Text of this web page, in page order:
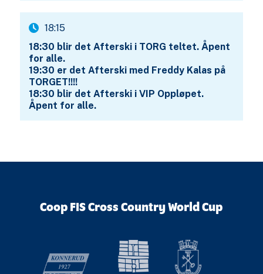
18:15
18:30 blir det Afterski i TORG teltet. Åpent
for alle.
19:30 er det Afterski med Freddy Kalas på
TORGET!!!!
18:30 blir det Afterski i VIP Oppløpet.
Åpent for alle.
Coop FIS Cross Country World Cup